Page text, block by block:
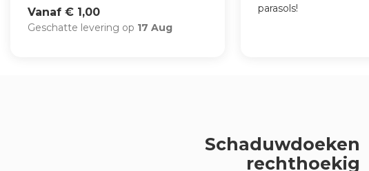
Vanaf € 1,00
Geschatte levering op 17 Aug
parasols!
Schaduwdoeken
rechthoekig